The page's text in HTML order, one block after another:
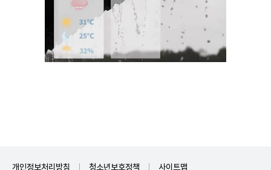
개인정보처리방침 청소년보호정책 사이트맵